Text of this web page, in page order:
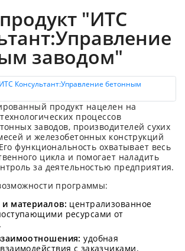
"ИТС
заводом"
продукт нацелен на
процессов
заводов, производителей сухих
и железобетонных конструкций
функциональность охватывает весь
цикла и помогает наладить
за деятельностью предприятия.
программы:
материалов: централизованное
ресурсами от
удобная
с заказчиками.